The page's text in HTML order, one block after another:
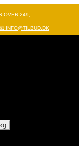
OVER 249,-
📧 INFO@TILBUD.DK